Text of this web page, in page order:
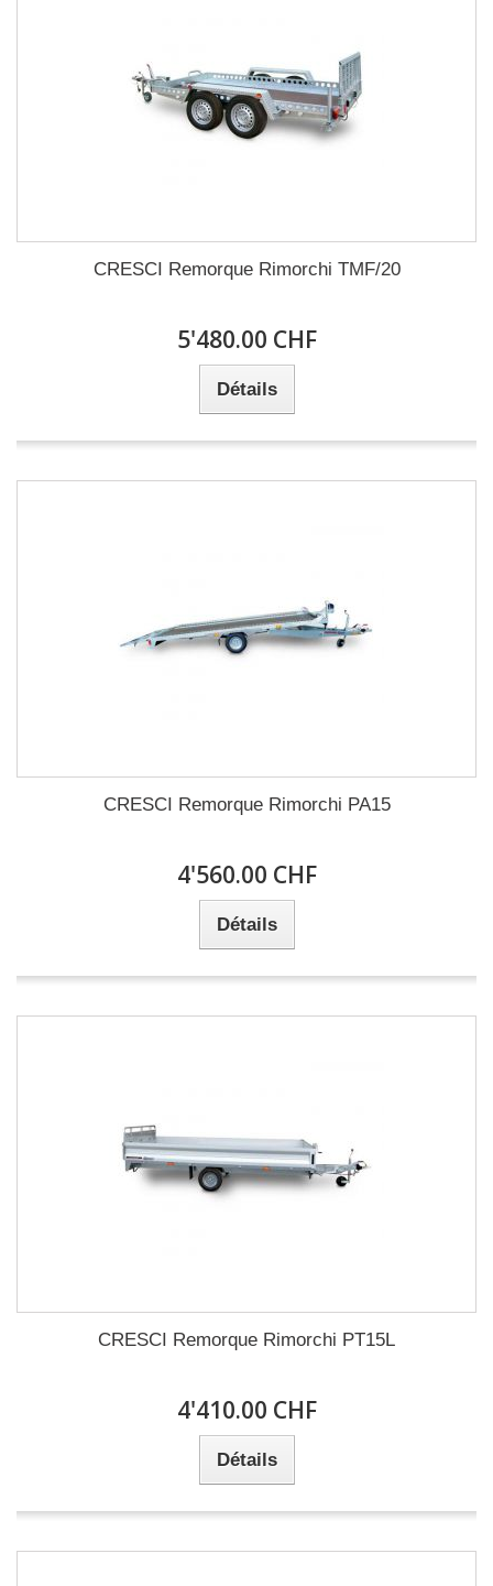
CRESCI Remorque Rimorchi TMF/20
5'480.00 CHF
Détails
CRESCI Remorque Rimorchi PA15
4'560.00 CHF
Détails
CRESCI Remorque Rimorchi PT15L
4'410.00 CHF
Détails